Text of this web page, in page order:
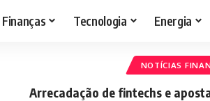
Finanças Tecnologia Energia
NOTÍCIAS
Arrecadação de fintechs e